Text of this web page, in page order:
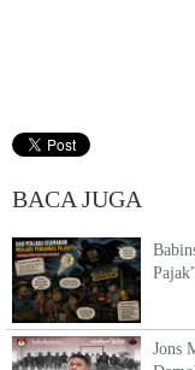
BACA JUGA
Jons